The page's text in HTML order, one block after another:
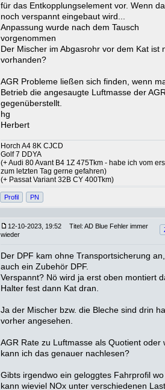
für das Entkopplungselement vor. Wenn
noch verspannt eingebaut wird...
Anpassung wurde nach dem Tausch
vorgenommen
Der Mischer im Abgasrohr vor dem Kat ist
vorhanden?
AGR Probleme ließen sich finden, wenn
Betrieb die angesaugte Luftmasse der
gegenüberstellt.
hg
Herbert
Horch A4 8K CJCD
Golf 7 DDYA
(+ Audi 80 Avant B4 1Z 475Tkm - habe ich vom
zum letzten Tag gerne gefahren)
(+ Passat Variant 32B CY 400Tkm)
Profil PN
12-10-2023, 19:52
Titel: AD Blue Fehler immer
wieder
Der DPF kam ohne Transportsicherung
auch ein Zubehör DPF.
Verspannt? Nö wird ja erst oben montiert
Halter fest dann Kat dran.
Ja der Mischer bzw. die Bleche sind drin
vorher angesehen.
AGR Rate zu Luftmasse als Quotient oder
kann ich das genauer nachlesen?
Gibts irgendwo ein geloggtes Fahrprofil
kann wieviel NOx unter verschiedenen